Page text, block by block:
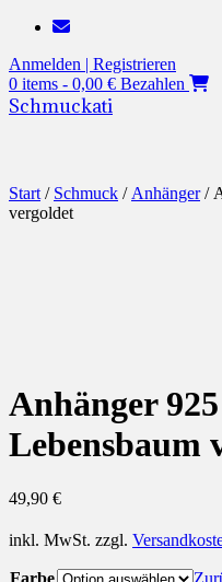
Zum
springen
Anmelden | Registrieren
0 items - 0,00 € Bezahlen
Schmuckati
Start / Schmuck / Anhänger/
vergoldet
Anhänger
Lebensbaum
49,90 €
inkl. MwSt. zzgl.
Farbe